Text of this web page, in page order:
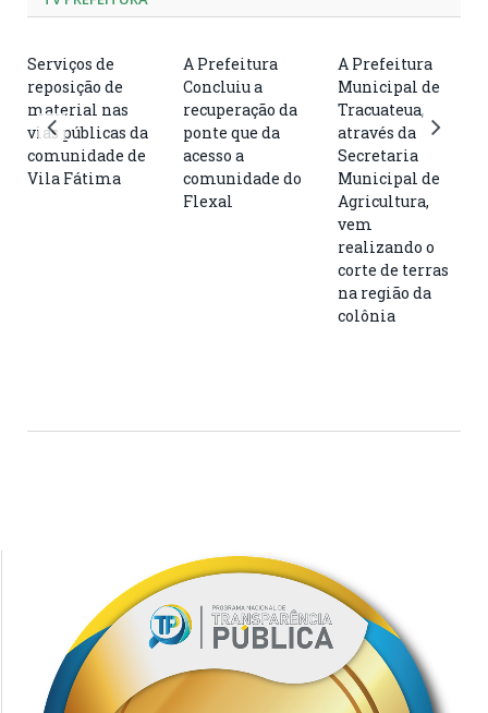
Serviços de
reposição de
material nas
vias públicas da
comunidade de
Vila Fátima
A Prefeitura
Concluiu a
recuperação da
ponte que da
acesso a
comunidade do
Flexal
A Prefeitura
Municipal de
Tracuateua,
através da
Secretaria
Municipal de
Agricultura,
vem
realizando o
corte de terras
na região da
colônia